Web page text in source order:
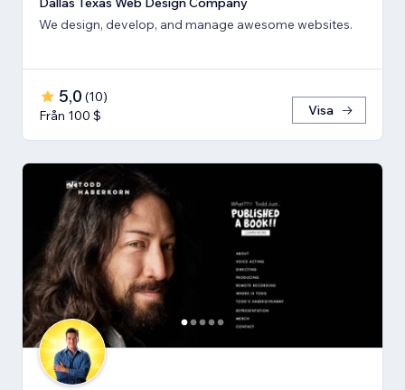
We design, develop, and manage awesome websites.
5,0 (10)
Från 100 $
Visa